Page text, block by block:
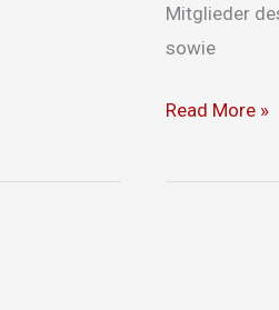
Mitglieder
sowie
Read More »